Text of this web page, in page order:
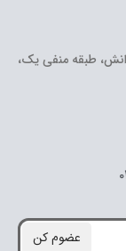
طبقه منفی یک،
عضوم کن